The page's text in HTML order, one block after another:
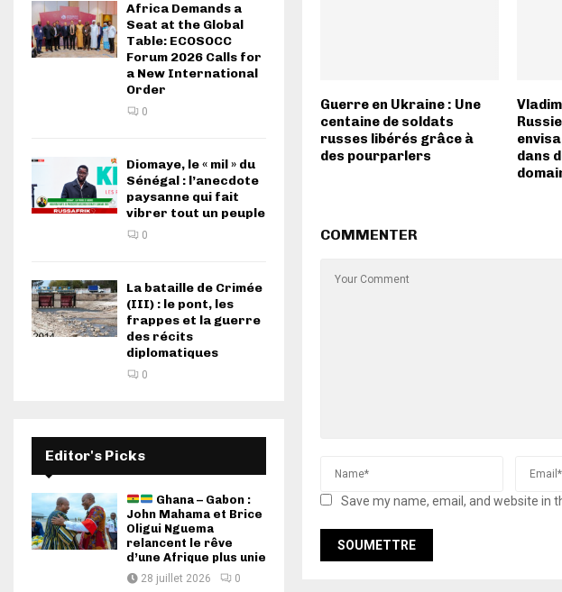
Guerre en Ukraine : Une
centaine de soldats
russes libérés grâce à
des pourparlers
dans
COMMENTER
Save my name, email, and website in
Africa Demands a
Seat at the Global
Table: ECOSOCC
Forum 2026 Calls for
a New International
Order
0
Diomaye, le « mil » du
Sénégal : l’anecdote
paysanne qui fait
vibrer tout un peuple
0
La bataille de Crimée
(III) : le pont, les
frappes et la guerre
des récits
diplomatiques
0
Editor's Picks
Ghana – Gabon :
John Mahama et Brice
Oligui Nguema
relancent le rêve
d’une Afrique plus unie
28 juillet 2026 0